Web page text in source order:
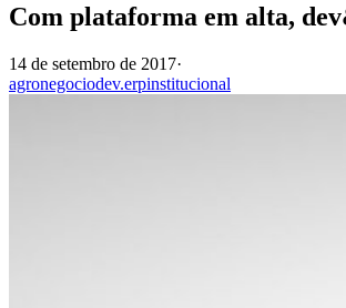
Com plataforma em alta,
14 de setembro de 2017·
agronegociodev.erpinstitucional